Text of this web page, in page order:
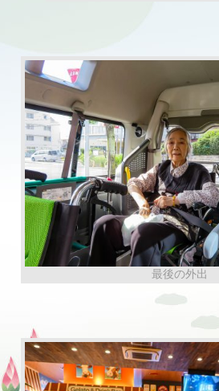
最後の外出